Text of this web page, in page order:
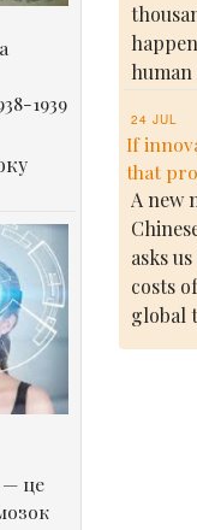
1939
— це
24 JUL
If
that
A new
asks
costs
global